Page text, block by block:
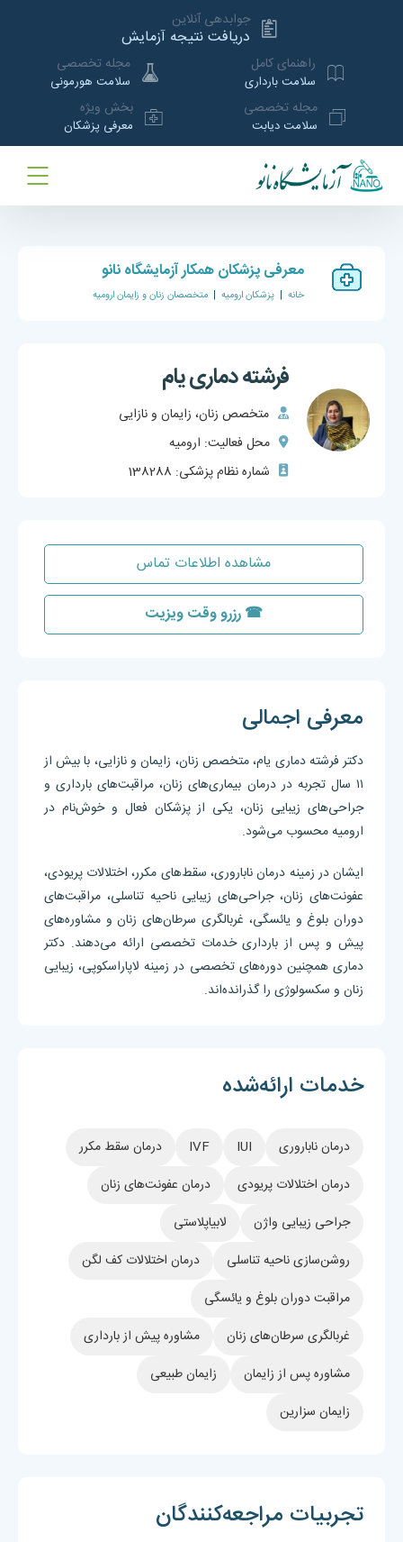
جوابدهی آنلاین
دریافت نتیجه آزمایش
راهنمای کامل
سلامت بارداری
مجله تخصصی
سلامت هورمونی
مجله تخصصی
سلامت دیابت
بخش ویژه
معرفی پزشکان
معرفی پزشکان همکار آزمایشگاه نانو
خانه |پزشکان ارومیه |متخصصان زنان و زایمان ارومیه
فرشته دماری یام
متخصص زنان، زایمان و نازایی
محل فعالیت: ارومیه
شماره نظام پزشکی: 138288
مشاهده اطلاعات تماس
☎ رزرو وقت ویزیت
معرفی اجمالی
دکتر فرشته دماری یام، متخصص زنان، زایمان و نازایی، با بیش از
۱۱ سال تجربه در درمان بیماری‌های زنان، مراقبت‌های بارداری و
جراحی‌های زیبایی زنان، یکی از پزشکان فعال و خوش‌نام در
ارومیه محسوب می‌شود.
ایشان در زمینه درمان ناباروری، سقط‌های مکرر، اختلالات پریودی،
عفونت‌های زنان، جراحی‌های زیبایی ناحیه تناسلی، مراقبت‌های
دوران بلوغ و یائسگی، غربالگری سرطان‌های زنان و مشاوره‌های
پیش و پس از بارداری خدمات تخصصی ارائه می‌دهند. دکتر
دماری همچنین دوره‌های تخصصی در زمینه لاپاراسکوپی، زیبایی
زنان و سکسولوژی را گذرانده‌اند.
خدمات ارائه‌شده
درمان ناباروری IUI
IVF
درمان سقط مکرر
درمان اختلالات پریودی
درمان عفونت‌های زنان
جراحی زیبایی واژن
لابیاپلاستی
روشن‌سازی ناحیه تناسلی
درمان اختلالات کف لگن
مراقبت دوران بلوغ و یائسگی
غربالگری سرطان‌های زنان
مشاوره پیش از بارداری
مشاوره پس از زایمان
زایمان طبیعی
زایمان سزارین
تجربیات مراجعه‌کنندگان